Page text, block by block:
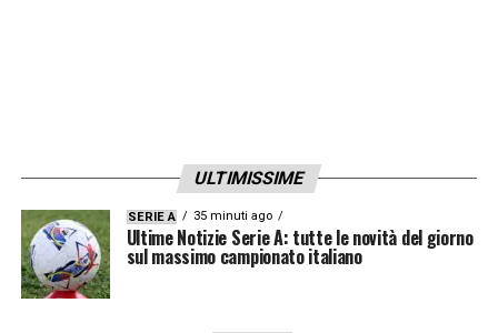
#Perronee Cristiano#Lupatelli
Match Anaylst: Marco#Sangermani
Capo Delegazione: Gigi#Buffon
ULTIMISSIME
SERIE A 35 minuti ago
Ultime Notizie Serie A: tutte le novità del giorno
sul massimo campionato italiano